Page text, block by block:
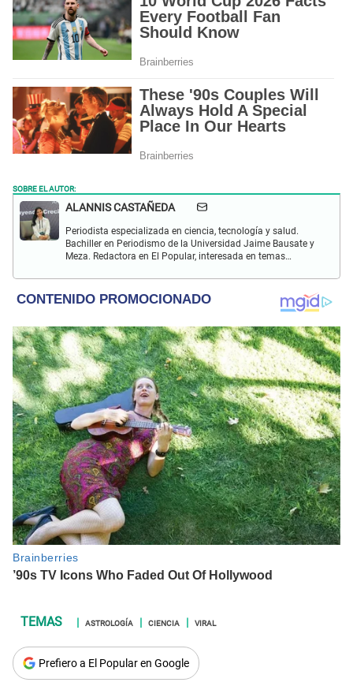
SOBRE EL AUTOR:
ALANNIS CASTAÑEDA
Periodista especializada en ciencia, tecnología y salud.
Bachiller en Periodismo de la Universidad Jaime Bausate y
Meza. Redactora en El Popular, interesada en temas
astronómicos, hallazgos y más.
ASTROLOGÍA CIENCIA VIRAL
Prefiero a El Popular en Google